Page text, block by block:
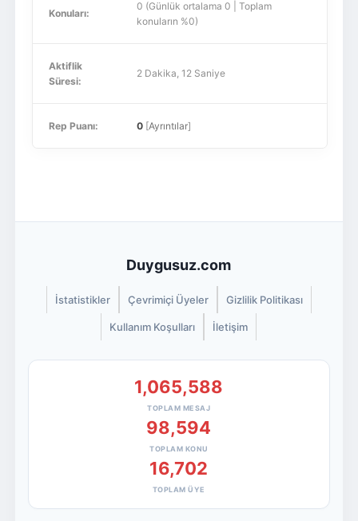
Konuları:
0 (Günlük ortalama 0 | Toplam
konuların %0)
Aktiflik
Süresi:
2 Dakika, 12 Saniye
Rep Puanı: 0[Ayrıntılar]
Duygusuz.com
İstatistikler Çevrimiçi Üyeler Gizlilik Politikası
Kullanım Koşulları İletişim
1,065,588
TOPLAM MESAJ
98,594
TOPLAM KONU
16,702
TOPLAM ÜYE